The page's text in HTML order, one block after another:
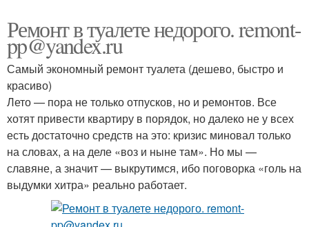
Ремонт в туалете недорого. remont-
pp@yandex.ru
Самый экономный ремонт туалета (дешево, быстро и
красиво)
Лето — пора не только отпусков, но и ремонтов. Все
хотят привести квартиру в порядок, но далеко не у всех
есть достаточно средств на это: кризис миновал только
на словах, а на деле «воз и ныне там». Но мы —
славяне, а значит — выкрутимся, ибо поговорка «голь на
выдумки хитра» реально работает.